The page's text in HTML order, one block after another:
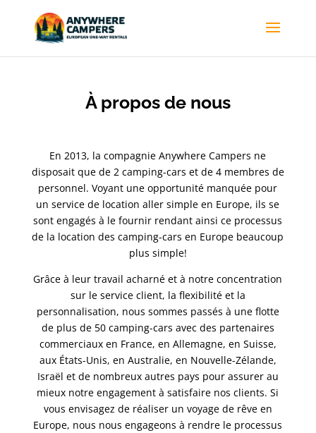
À propos de nous
En 2013, la compagnie Anywhere Campers ne
disposait que de 2 camping-cars et de 4 membres de
personnel. Voyant une opportunité manquée pour
un service de location aller simple en Europe, ils se
sont engagés à le fournir rendant ainsi ce processus
de la location des camping-cars en Europe beaucoup
plus simple!
Grâce à leur travail acharné et à notre concentration
sur le service client, la flexibilité et la
personnalisation, nous sommes passés à une flotte
de plus de 50 camping-cars avec des partenaires
commerciaux en France, en Allemagne, en Suisse,
aux États-Unis, en Australie, en Nouvelle-Zélande,
Israël et de nombreux autres pays pour assurer au
mieux notre engagement à satisfaire nos clients. Si
vous envisagez de réaliser un voyage de rêve en
Europe, nous nous engageons à rendre le processus